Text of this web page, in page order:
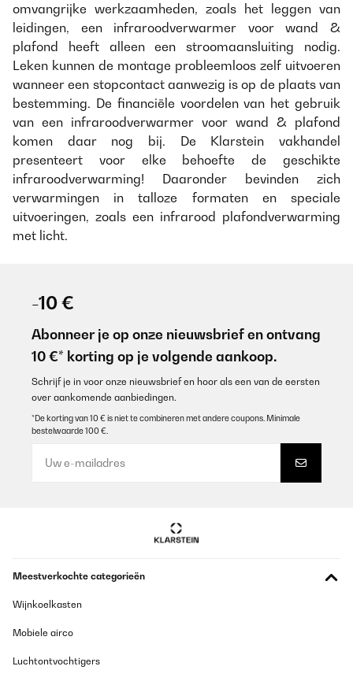
omvangrijke werkzaamheden, zoals het leggen van
leidingen, een infraroodverwarmer voor wand &
plafond heeft alleen een stroomaansluiting nodig.
Leken kunnen de montage probleemloos zelf uitvoeren
wanneer een stopcontact aanwezig is op de plaats van
bestemming. De financiële voordelen van het gebruik
van een infraroodverwarmer voor wand & plafond
komen daar nog bij. De Klarstein vakhandel
presenteert voor elke behoefte de geschikte
infraroodverwarming! Daaronder bevinden zich
verwarmingen in talloze formaten en speciale
uitvoeringen, zoals een infrarood plafondverwarming
met licht.
-10 €
Abonneer je op onze nieuwsbrief en ontvang
10 €* korting op je volgende aankoop.
Schrijf je in voor onze nieuwsbrief en hoor als een van de eersten
over aankomende aanbiedingen.
*De korting van 10 € is niet te combineren met andere coupons. Minimale
bestelwaarde 100 €.
Meestverkochte categorieën
Wijnkoelkasten
Mobiele airco
Luchtontvochtigers